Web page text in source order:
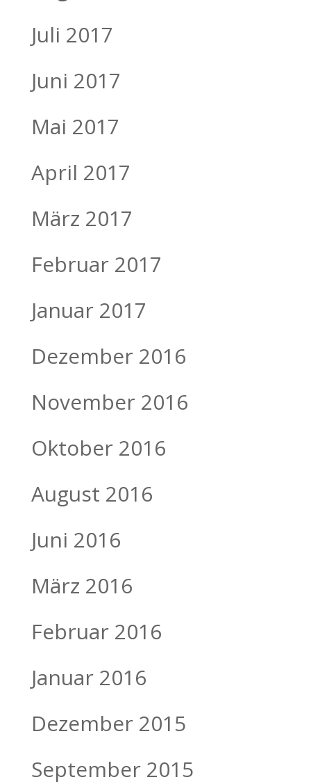
Juli 2017
Juni 2017
Mai 2017
April 2017
März 2017
Februar 2017
Januar 2017
Dezember 2016
November 2016
Oktober 2016
August 2016
Juni 2016
März 2016
Februar 2016
Januar 2016
Dezember 2015
September 2015